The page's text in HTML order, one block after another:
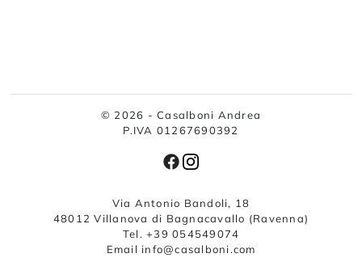
© 2026 - Casalboni Andrea
P.IVA 01267690392
Via Antonio Bandoli, 18
48012 Villanova di Bagnacavallo (Ravenna)
Tel. +39 054549074
Email info@casalboni.com